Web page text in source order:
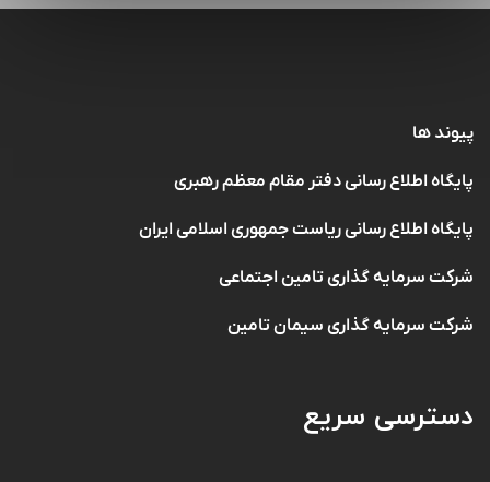
پیوند ها
پایگاه اطلاع رسانی دفتر مقام معظم رهبری
پایگاه اطلاع رسانی ریاست جمهوری اسلامی ایران
شرکت سرمایه گذاری تامین اجتماعی
شرکت سرمایه گذاری سیمان تامین
دسترسی سریع